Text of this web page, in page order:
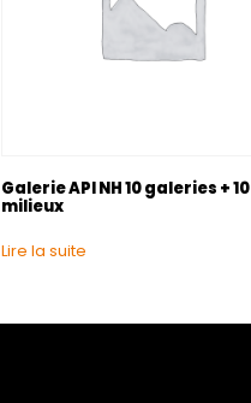
Galerie API NH 10 galeries + 10
milieux
Lire la suite